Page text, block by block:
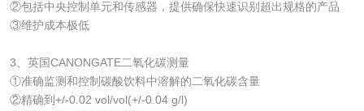
②包括中央控制单元和传感器，提供确保快速识别超出规格的产品
③维护成本极低
3、英国CANONGATE二氧化碳测量
①准确监测和控制碳酸饮料中溶解的二氧化碳含量
②精确到+/-0.02 vol/vol(+/-0.04 g/l)